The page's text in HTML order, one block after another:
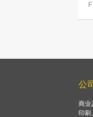
公
商业
印刷